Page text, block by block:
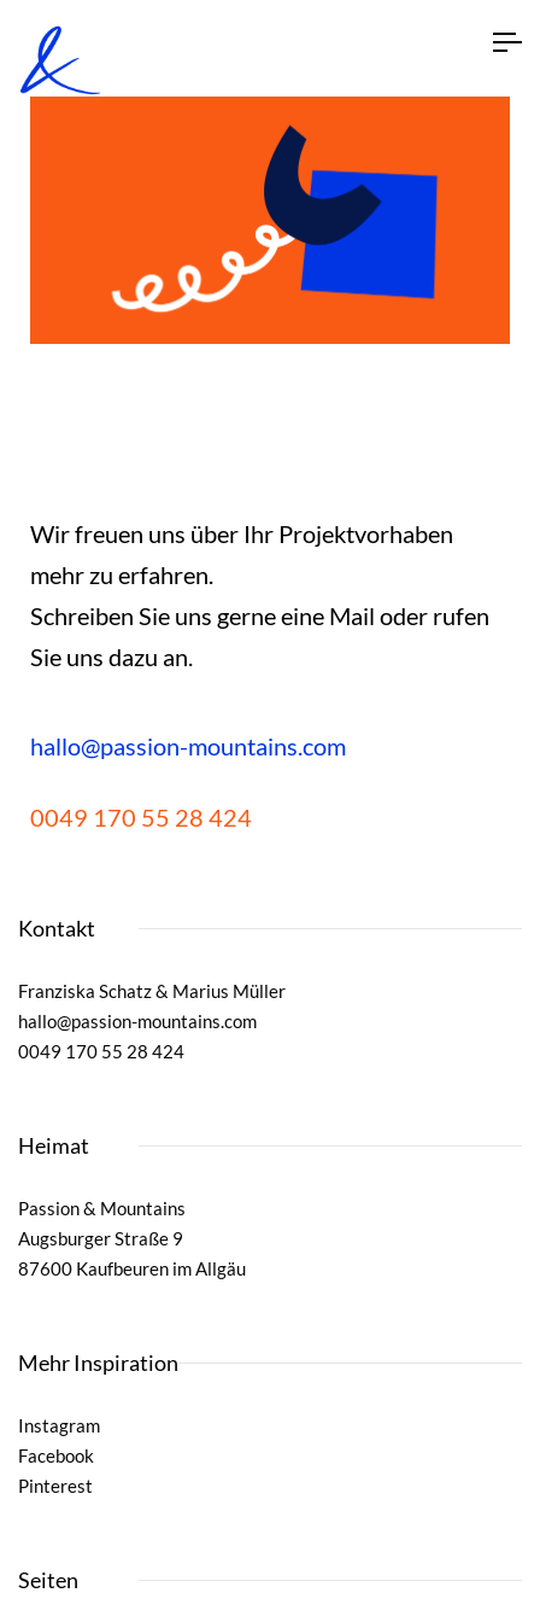
Wir freuen uns über Ihr Projektvorhaben
mehr zu erfahren.
Schreiben Sie uns gerne eine Mail oder rufen
Sie uns dazu an.
hallo@passion-mountains.com
0049 170 55 28 424
Kontakt
Franziska Schatz & Marius Müller
hallo@passion-mountains.com
0049 170 55 28 424
Heimat
Passion & Mountains
Augsburger Straße 9
87600 Kaufbeuren im Allgäu
Mehr Inspiration
Instagram
Facebook
Pinterest
Seiten